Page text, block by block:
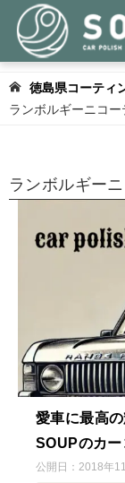
徳島県コーティ
ランボルギーニコー
ランボルギー
愛車に最高
SOUPのカ
公開日： 2018年